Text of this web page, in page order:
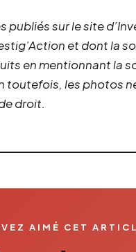
sur le site
et dont la
en mentionnant la
toutefois, les photos
droit.
AIMÉ CET